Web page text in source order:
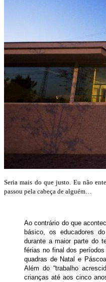
Seria mais do que justo. Eu não
passou pela cabeça de alguém…
Ao contrário do que
básico, os educadores
durante a maior parte do
férias no final dos
quadras de Natal e
Além do “trabalho
crianças até aos cinco